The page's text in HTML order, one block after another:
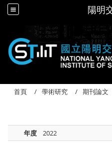
陽明
首頁 學術研究 期刊論文
年度
2022